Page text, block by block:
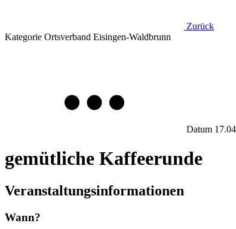
Zurück
Kategorie Ortsverband Eisingen-Waldbrunn
Datum
gemütliche Kaffeerunde
Veranstaltungsinformationen
Wann?